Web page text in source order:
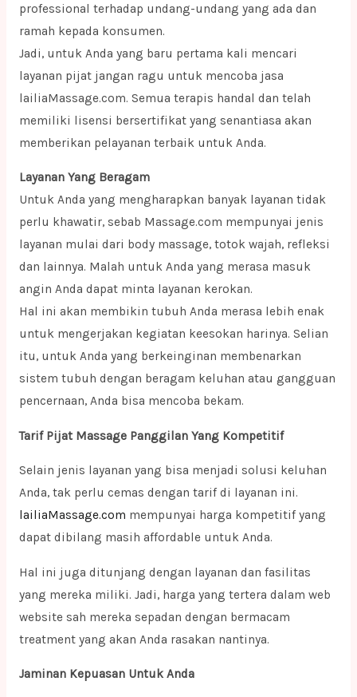
professional terhadap undang-undang yang ada dan
ramah kepada konsumen.
Jadi, untuk Anda yang baru pertama kali mencari
layanan pijat jangan ragu untuk mencoba jasa
lailiaMassage.com. Semua terapis handal dan telah
memiliki lisensi bersertifikat yang senantiasa akan
memberikan pelayanan terbaik untuk Anda.
Layanan Yang Beragam
Untuk Anda yang mengharapkan banyak layanan tidak
perlu khawatir, sebab Massage.com mempunyai jenis
layanan mulai dari body massage, totok wajah, refleksi
dan lainnya. Malah untuk Anda yang merasa masuk
angin Anda dapat minta layanan kerokan.
Hal ini akan membikin tubuh Anda merasa lebih enak
untuk mengerjakan kegiatan keesokan harinya. Selian
itu, untuk Anda yang berkeinginan membenarkan
sistem tubuh dengan beragam keluhan atau gangguan
pencernaan, Anda bisa mencoba bekam.
Tarif Pijat Massage Panggilan Yang Kompetitif
Selain jenis layanan yang bisa menjadi solusi keluhan
Anda, tak perlu cemas dengan tarif di layanan ini.
lailiaMassage.com mempunyai harga kompetitif yang
dapat dibilang masih affordable untuk Anda.
Hal ini juga ditunjang dengan layanan dan fasilitas
yang mereka miliki. Jadi, harga yang tertera dalam web
website sah mereka sepadan dengan bermacam
treatment yang akan Anda rasakan nantinya.
Jaminan Kepuasan Untuk Anda